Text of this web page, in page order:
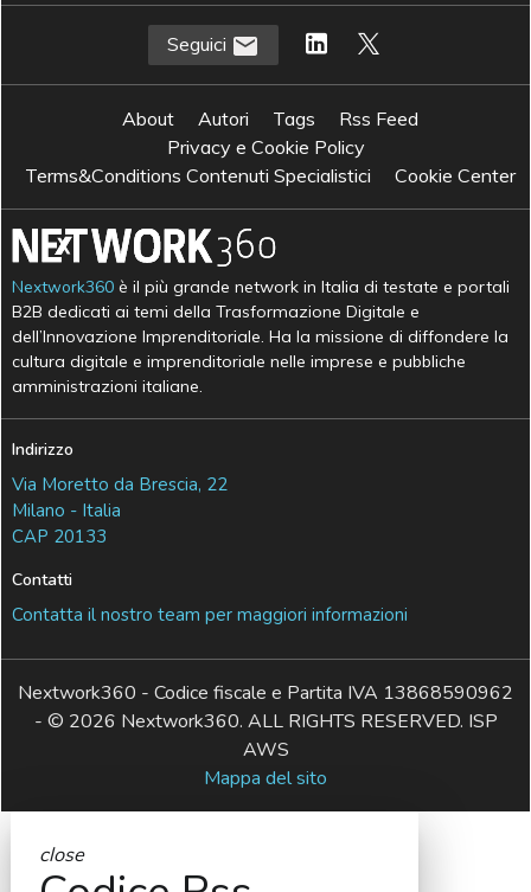
Seguici
About Autori Tags
Rss Feed
Privacy e Cookie Policy
Terms&Conditions Contenuti Specialistici
Cookie Center
Nextwork360 è il più grande network in Italia di testate e portali
B2B dedicati ai temi della Trasformazione Digitale e
dell’Innovazione Imprenditoriale. Ha la missione di diffondere la
cultura digitale e imprenditoriale nelle imprese e pubbliche
amministrazioni italiane.
Indirizzo
Via Moretto da Brescia, 22
Milano - Italia
CAP 20133
Contatti
Contatta il nostro team per maggiori informazioni
Nextwork360 - Codice fiscale e Partita IVA 13868590962
- © 2026 Nextwork360. ALL RIGHTS RESERVED. ISP
AWS
Mappa del sito
close